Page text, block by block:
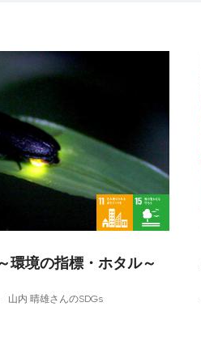
環境の指標・ホタル～
山内 晴雄さんのSDGs